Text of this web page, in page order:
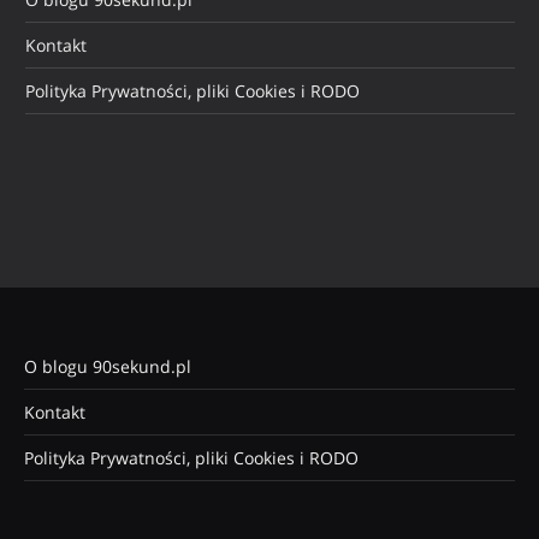
Kontakt
Polityka Prywatności, pliki Cookies i RODO
O blogu 90sekund.pl
Kontakt
Polityka Prywatności, pliki Cookies i RODO